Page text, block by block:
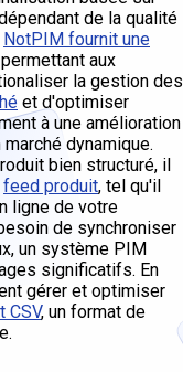
de la qualité
NotPIM fournit une
aux
la gestion des
et d'optimiser
à une amélioration
dynamique.
bien structuré, il
feed produit, tel qu'il
ligne de votre
de synchroniser
un système PIM
significatifs. En
gérer et optimiser
CSV, un format de